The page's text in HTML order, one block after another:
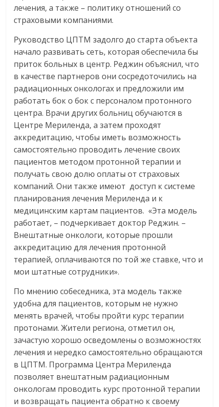
лечения, а также – политику отношений со
страховыми компаниями.
Руководство ЦПТМ задолго до старта объекта
начало развивать сеть, которая обеспечила бы
приток больных в центр. Реджин объяснил, что
в качестве партнеров они сосредоточились на
радиационных онкологах и предложили им
работать бок о бок с персоналом протонного
центра. Врачи других больниц обучаются в
Центре Мериленда, а затем проходят
аккредитацию, чтобы иметь возможность
самостоятельно проводить лечение своих
пациентов методом протонной терапии и
получать свою долю оплаты от страховых
компаний. Они также имеют доступ к системе
планирования лечения Мериленда и к
медицинским картам пациентов. «Эта модель
работает, – подчеркивает доктор Реджин. –
Внештатные онкологи, которые прошли
аккредитацию для лечения протонной
терапией, оплачиваются по той же ставке, что и
мои штатные сотрудники».
По мнению собеседника, эта модель также
удобна для пациентов, которым не нужно
менять врачей, чтобы пройти курс терапии
протонами. Жители региона, отметил он,
зачастую хорошо осведомлены о возможностях
лечения и нередко самостоятельно обращаются
в ЦПТМ. Программа Центра Мериленда
позволяет внештатным радиационным
онкологам проводить курс протонной терапии
и возвращать пациента обратно к своему